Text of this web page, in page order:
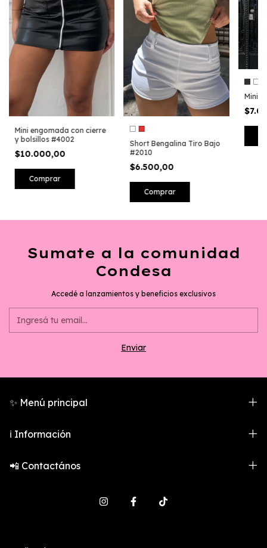
Mini engomada con cierre
y bolsillos #4002
$10.000,00
Comprar
Short Bengalina Tiro Bajo
#2010
$6.500,00
Comprar
Mini
Sumate a la comunidad
Condesa
Accedé a lanzamientos y beneficios exclusivos
✨ Menú principal
ℹ️ Información
📲 Contactános